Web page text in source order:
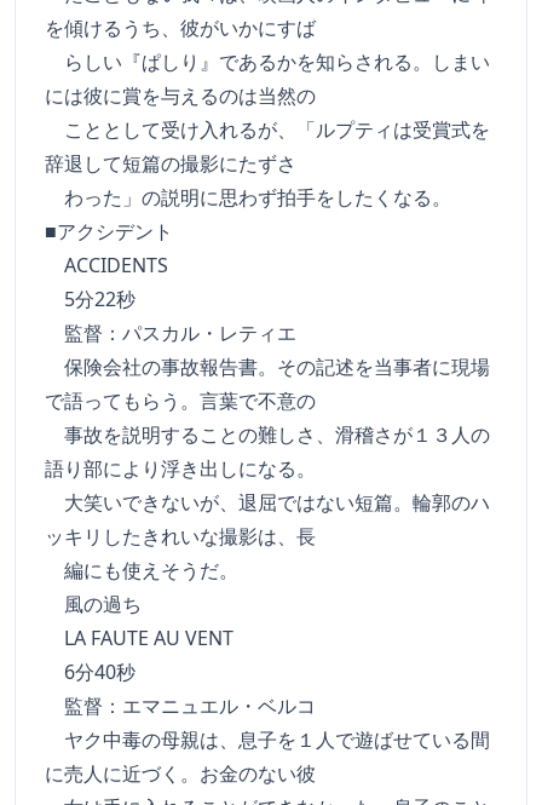
を傾けるうち、彼がいかにすば
らしい『ぱしり』であるかを知らされる。しまい
には彼に賞を与えるのは当然の
こととして受け入れるが、「ルプティは受賞式を
辞退して短篇の撮影にたずさ
わった」の説明に思わず拍手をしたくなる。
■アクシデント
ACCIDENTS
5分22秒
監督：パスカル・レティエ
保険会社の事故報告書。その記述を当事者に現場
で語ってもらう。言葉で不意の
事故を説明することの難しさ、滑稽さが１３人の
語り部により浮き出しになる。
大笑いできないが、退屈ではない短篇。輪郭のハ
ッキリしたきれいな撮影は、長
編にも使えそうだ。
風の過ち
LA FAUTE AU VENT
6分40秒
監督：エマニュエル・ベルコ
ヤク中毒の母親は、息子を１人で遊ばせている間
に売人に近づく。お金のない彼